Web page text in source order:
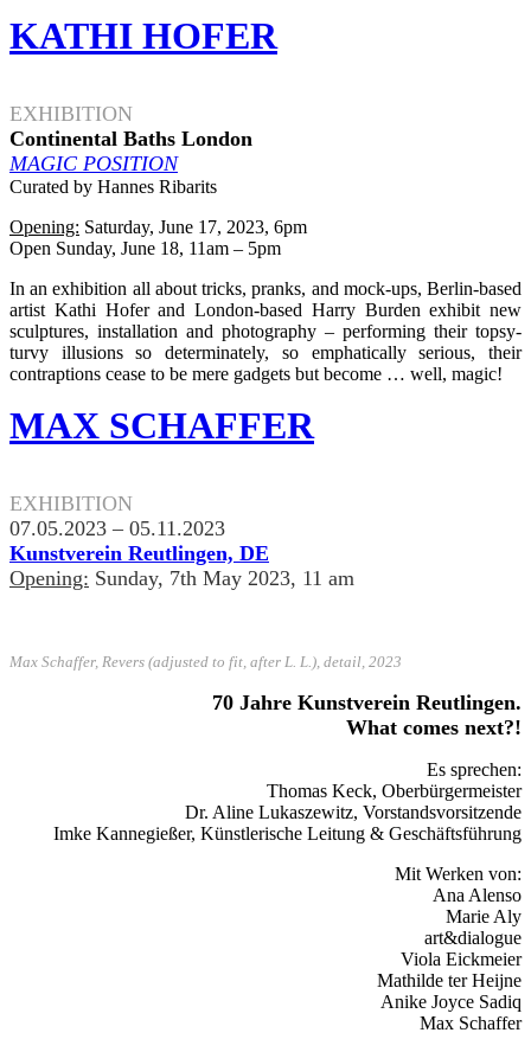
KATHI HOFER
EXHIBITION
Continental Baths London
MAGIC POSITION
Curated by Hannes Ribarits
Opening: Saturday, June 17, 2023, 6pm
Open Sunday, June 18, 11am – 5pm
In an exhibition all about tricks, pranks, and mock-ups, Berlin-based
artist Kathi Hofer and London-based Harry Burden exhibit new
sculptures, installation and photography – performing their topsy-
turvy illusions so determinately, so emphatically serious, their
contraptions cease to be mere gadgets but become … well, magic!
MAX SCHAFFER
EXHIBITION
07.05.2023 – 05.11.2023
Kunstverein Reutlingen, DE
Opening: Sunday, 7th May 2023, 11 am
Max Schaffer, Revers (adjusted to fit, after L. L.), detail, 2023
70 Jahre Kunstverein Reutlingen.
What comes next?!
Es sprechen:
Thomas Keck, Oberbürgermeister
Dr. Aline Lukaszewitz, Vorstandsvorsitzende
Imke Kannegießer, Künstlerische Leitung & Geschäftsführung
Mit Werken von:
Ana Alenso
Marie Aly
art&dialogue
Viola Eickmeier
Mathilde ter Heijne
Anike Joyce Sadiq
Max Schaffer